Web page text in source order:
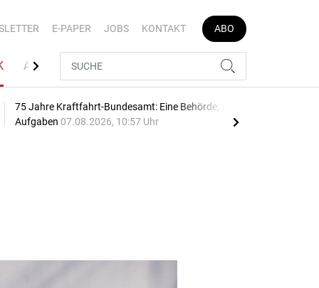
E-PAPER JOBS KONTAKT ABO
AUTOJOB
75 Jahre Kraftfahrt-Bundesamt: Eine Behörde, viele
Aufgaben 07.08.2026, 10:57 Uhr